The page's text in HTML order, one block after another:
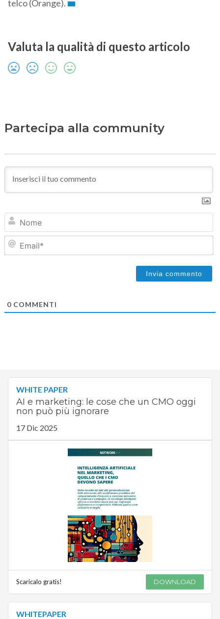
telco (Orange).
Valuta la qualità di questo articolo
Partecipa alla community
0COMMENTI
WHITE PAPER
AI e marketing: le cose che un CMO oggi
non può più ignorare
17 Dic 2025
Scaricalo gratis! DOWNLOAD
WHITEPAPER